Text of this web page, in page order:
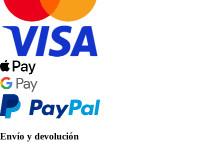
Envío y devolución